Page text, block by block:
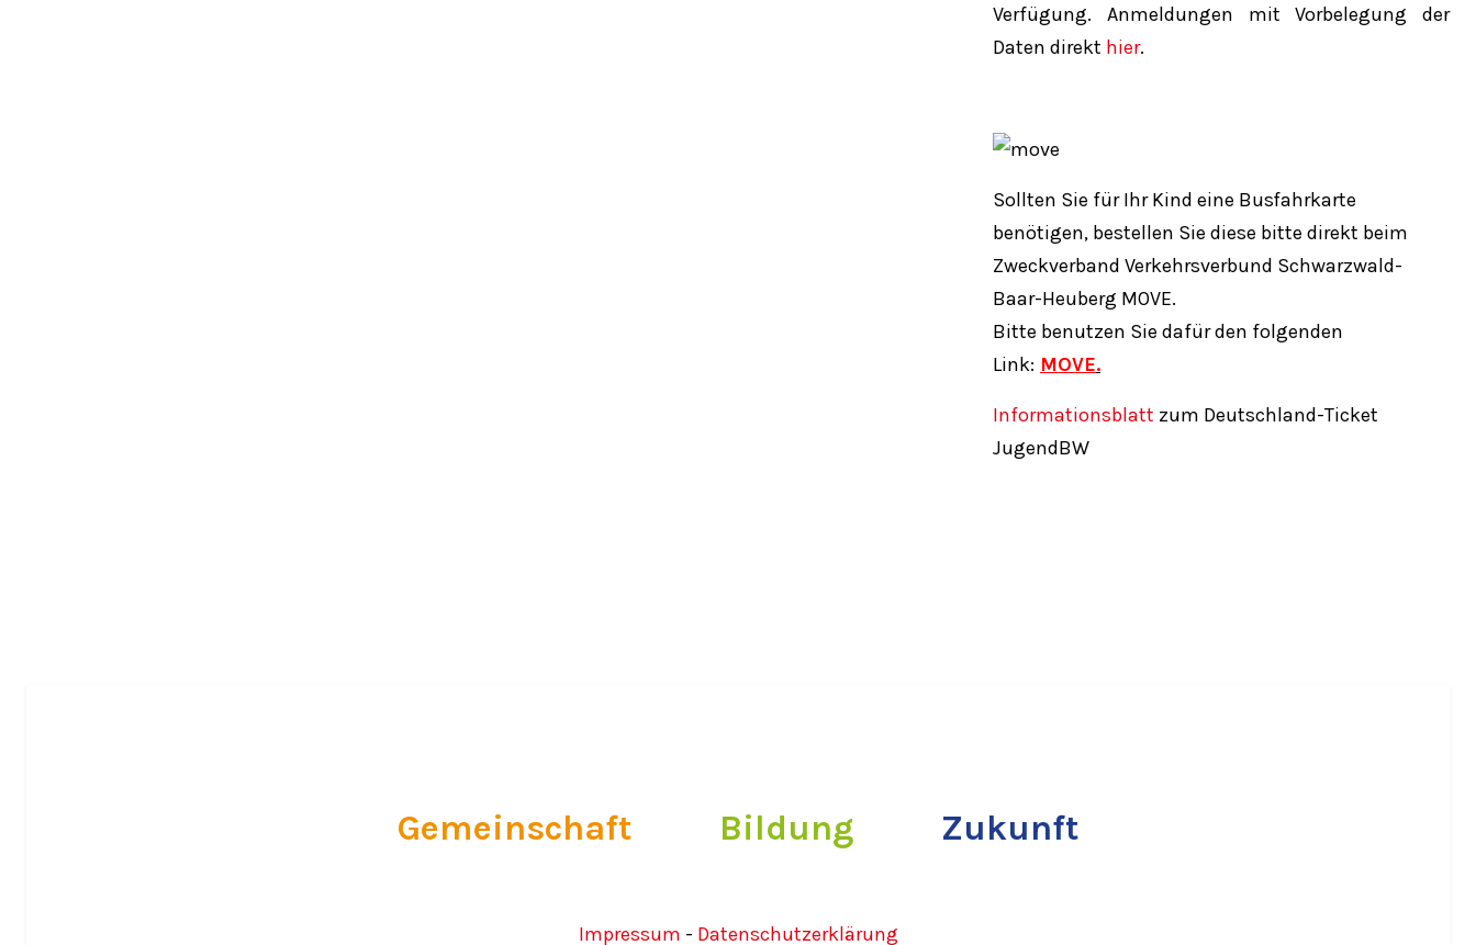
Verfügung. Anmeldungen mit Vorbelegung der
Daten direkt hier.
Sollten Sie für Ihr Kind eine Busfahrkarte
benötigen, bestellen Sie diese bitte direkt beim
Zweckverband Verkehrsverbund Schwarzwald-
Baar-Heuberg MOVE.
Bitte benutzen Sie dafür den folgenden
Link: MOVE.
Informationsblatt zum Deutschland-Ticket
JugendBW
Gemeinschaft Bildung Zukunft
Impressum - Datenschutzerklärung